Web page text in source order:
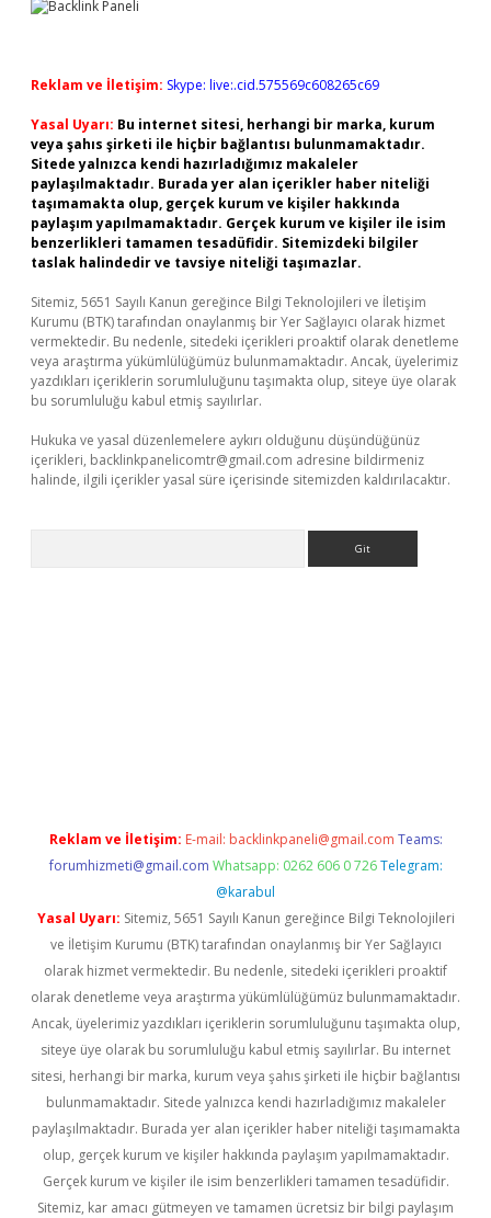
Reklam ve İletişim: Skype: live:.cid.575569c608265c69
Yasal Uyarı: Bu internet sitesi, herhangi bir marka, kurum
veya şahıs şirketi ile hiçbir bağlantısı bulunmamaktadır.
Sitede yalnızca kendi hazırladığımız makaleler
paylaşılmaktadır. Burada yer alan içerikler haber niteliği
taşımamakta olup, gerçek kurum ve kişiler hakkında
paylaşım yapılmamaktadır. Gerçek kurum ve kişiler ile isim
benzerlikleri tamamen tesadüfidir. Sitemizdeki bilgiler
taslak halindedir ve tavsiye niteliği taşımazlar.
Sitemiz, 5651 Sayılı Kanun gereğince Bilgi Teknolojileri ve İletişim
Kurumu (BTK) tarafından onaylanmış bir Yer Sağlayıcı olarak hizmet
vermektedir. Bu nedenle, sitedeki içerikleri proaktif olarak denetleme
veya araştırma yükümlülüğümüz bulunmamaktadır. Ancak, üyelerimiz
yazdıkları içeriklerin sorumluluğunu taşımakta olup, siteye üye olarak
bu sorumluluğu kabul etmiş sayılırlar.
Hukuka ve yasal düzenlemelere aykırı olduğunu düşündüğünüz
içerikleri, backlinkpanelicomtr@gmail.com adresine bildirmeniz
halinde, ilgili içerikler yasal süre içerisinde sitemizden kaldırılacaktır.
Reklam ve İletişim: E-mail: backlinkpaneli@gmail.com Teams:
forumhizmeti@gmail.com Whatsapp: 0262 606 0 726 Telegram:
@karabul
Yasal Uyarı: Sitemiz, 5651 Sayılı Kanun gereğince Bilgi Teknolojileri
ve İletişim Kurumu (BTK) tarafından onaylanmış bir Yer Sağlayıcı
olarak hizmet vermektedir. Bu nedenle, sitedeki içerikleri proaktif
olarak denetleme veya araştırma yükümlülüğümüz bulunmamaktadır.
Ancak, üyelerimiz yazdıkları içeriklerin sorumluluğunu taşımakta olup,
siteye üye olarak bu sorumluluğu kabul etmiş sayılırlar. Bu internet
sitesi, herhangi bir marka, kurum veya şahıs şirketi ile hiçbir bağlantısı
bulunmamaktadır. Sitede yalnızca kendi hazırladığımız makaleler
paylaşılmaktadır. Burada yer alan içerikler haber niteliği taşımamakta
olup, gerçek kurum ve kişiler hakkında paylaşım yapılmamaktadır.
Gerçek kurum ve kişiler ile isim benzerlikleri tamamen tesadüfidir.
Sitemiz, kar amacı gütmeyen ve tamamen ücretsiz bir bilgi paylaşım